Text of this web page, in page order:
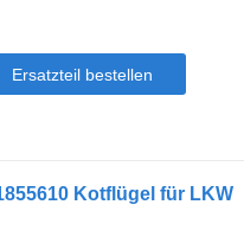
Ersatzteil bestellen
Kotflügel für LKW